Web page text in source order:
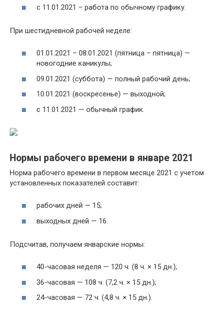
с 11.01.2021 – работа по обычному графику.
При шестидневной рабочей неделе:
01.01.2021 – 08.01.2021 (пятница – пятница) —
новогодние каникулы;
09.01.2021 (суббота) — полный рабочий день;
10.01.2021 (воскресенье) — выходной;
с 11.01.2021 — обычный график.
Нормы рабочего времени в январе 2021
Норма рабочего времени в первом месяце 2021 с учетом
установленных показателей составит:
рабочих дней — 15;
выходных дней — 16.
Подсчитав, получаем январские нормы:
40-часовая неделя — 120 ч. (8 ч. × 15 дн.);
36-часовая — 108 ч. (7,2 ч. × 15 дн.);
24-часовая — 72 ч. (4,8 ч. × 15 дн.).